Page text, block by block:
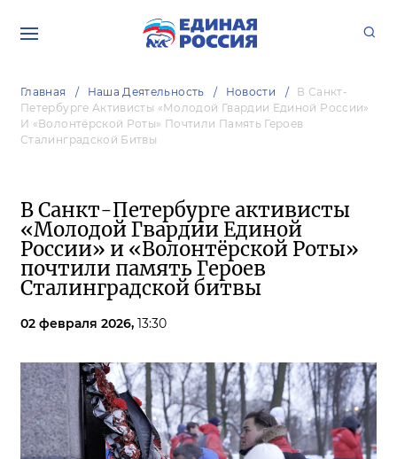
Главная Наша Деятельность Новости
В Санкт-
Петербурге Активисты «Молодой Гвардии Единой России»
И «Волонтёрской Роты» Почтили Память Героев
Сталинградской Битвы
В Санкт-Петербурге активисты
«Молодой Гвардии Единой
России» и «Волонтёрской Роты»
почтили память Героев
Сталинградской битвы
02 февраля 2026, 13:30